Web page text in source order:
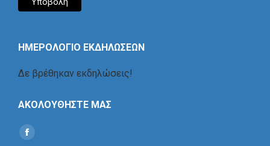
ΗΜΕΡΟΛΟΓΙΟ ΕΚΔΗΛΩΣΕΩΝ
Δε βρέθηκαν εκδηλώσεις!
ΑΚΟΛΟΥΘΗΣΤΕ ΜΑΣ
Find us on:
Social